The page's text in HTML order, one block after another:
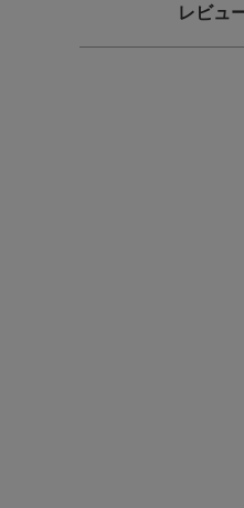
レビュ